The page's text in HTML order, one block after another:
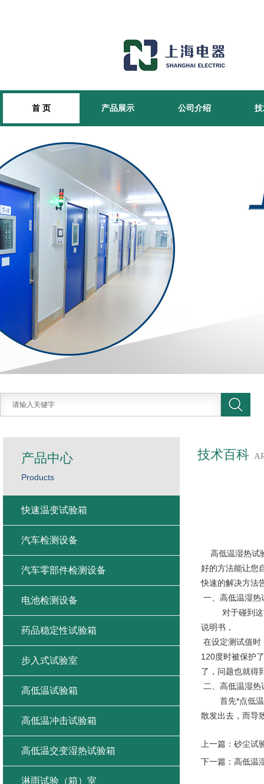
首 页 产品展示 公司介绍
技术百科
高低温湿热试
好的方法能让您
快速的解决方法
一、高低温湿热
对于碰到这类
说明书，
在设定测试值时
120度时被保护
了，问题也就得
二、高低温湿
首先*点低温达
散发出去，而导
上一篇： 砂尘试
下一篇： 高低温
产品中心
Products
快速温变试验箱
汽车检测设备
汽车零部件检测设备
电池检测设备
药品稳定性试验箱
步入式试验室
高低温试验箱
高低温冲击试验箱
高低温交变湿热试验箱
淋雨试验（箱）室